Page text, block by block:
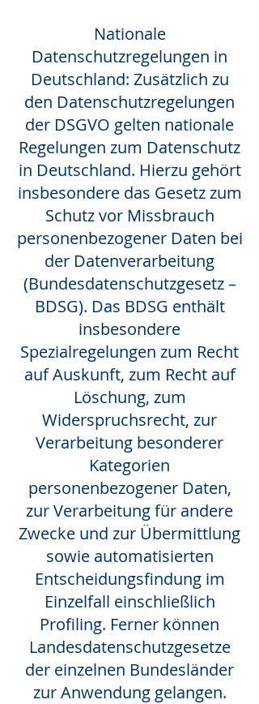
Nationale
Datenschutzregelungen in
Deutschland: Zusätzlich zu
den Datenschutzregelungen
der DSGVO gelten nationale
Regelungen zum Datenschutz
in Deutschland. Hierzu gehört
insbesondere das Gesetz zum
Schutz vor Missbrauch
personenbezogener Daten bei
der Datenverarbeitung
(Bundesdatenschutzgesetz –
BDSG). Das BDSG enthält
insbesondere
Spezialregelungen zum Recht
auf Auskunft, zum Recht auf
Löschung, zum
Widerspruchsrecht, zur
Verarbeitung besonderer
Kategorien
personenbezogener Daten,
zur Verarbeitung für andere
Zwecke und zur Übermittlung
sowie automatisierten
Entscheidungsfindung im
Einzelfall einschließlich
Profiling. Ferner können
Landesdatenschutzgesetze
der einzelnen Bundesländer
zur Anwendung gelangen.